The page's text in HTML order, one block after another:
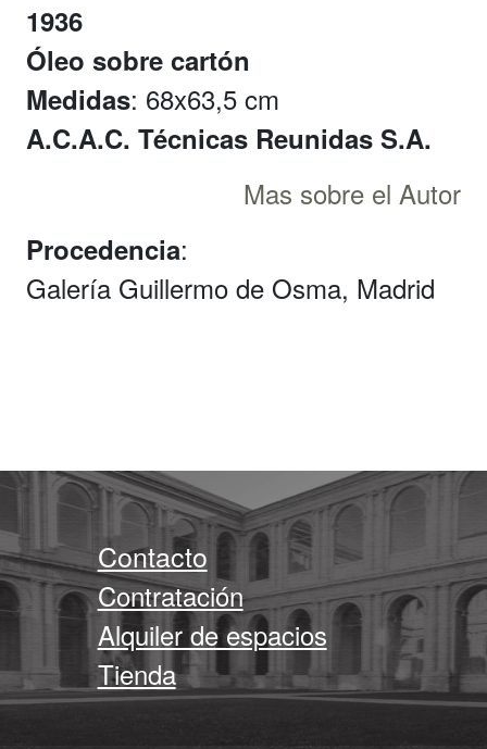
1936
Óleo sobre cartón
Medidas: 68x63,5 cm
A.C.A.C. Técnicas Reunidas S.A.
Mas sobre el Autor
Procedencia:
Galería Guillermo de Osma, Madrid
Contacto
Contratación
Alquiler de espacios
Tienda